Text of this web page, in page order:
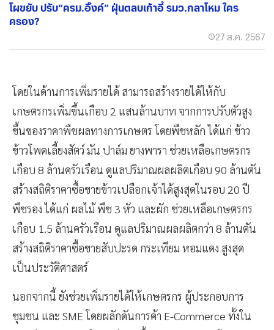
โผขยับ ปรับ“ครม.อิ๊งค์” ฝุ่นตลบเก้าอี้ รมว.กลาโหม ใคร
ครอง?
27 ส.ค. 2567
โดยในด้านการเพิ่มรายได้ สามารถสร้างรายได้ให้กับ
เกษตรกรเพิ่มขึ้นเกือบ 2 แสนล้านบาท จากการปรับตัวสูง
ขึ้นของราคาพืชผลทางการเกษตร โดยพืชหลัก ได้แก่ ข้าว
ข้าวโพดเลี้ยงสัตว์ มัน ปาล์ม ยางพารา ช่วยเหลือเกษตรกร
เกือบ 8 ล้านครัวเรือน ดูแลปริมาณผลผลิตเกือบ 90 ล้านตัน
สร้างสถิติราคาซื้อขายข้าวเปลือกเจ้าได้สูงสุดในรอบ 20 ปี
พืชรอง ได้แก่ ผลไม้ พืช 3 หัว และผัก ช่วยเหลือเกษตรกร
เกือบ 1.5 ล้านครัวเรือน ดูแลปริมาณผลผลิตกว่า 8 ล้านตัน
สร้างสถิติราคาซื้อขายสับปะรด กระเทียม หอมแดง สูงสุด
เป็นประวัติศาสตร์
นอกจากนี้ ยังช่วยเพิ่มรายได้ให้เกษตรกร ผู้ประกอบการ
ชุมชน และ SME โดยผลักดันการค้า E-Commerce ทั้งใน